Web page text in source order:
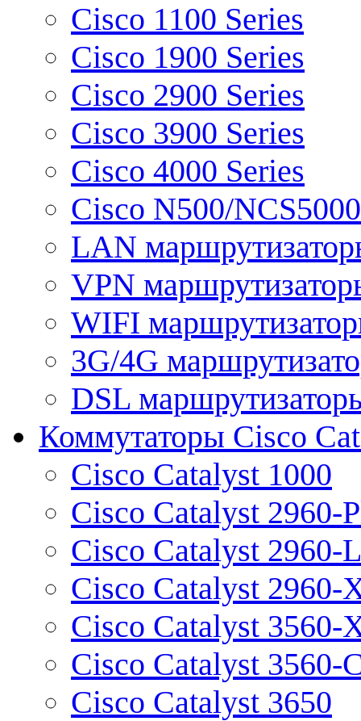
Cisco 1100 Series
Cisco 1900 Series
Cisco 2900 Series
Cisco 3900 Series
Cisco 4000 Series
Cisco N500/
LAN
VPN
WIFI
3G/4G
DSL
Коммутаторы Cisco
Cisco Catalyst 1000
Cisco Catalyst 2960-
Cisco Catalyst 2960-L
Cisco Catalyst 2960-
Cisco Catalyst 3560-
Cisco Catalyst 3560-
Cisco Catalyst 3650